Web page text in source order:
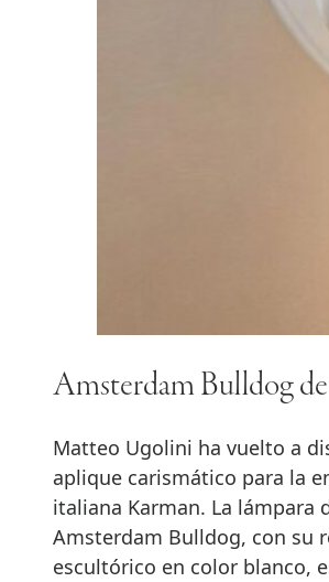
Amsterdam Bulldog
Matteo Ugolini ha vuelto a
aplique carismático para la
italiana Karman. La lámpara
Amsterdam Bulldog, con su
escultórico en color blanco,